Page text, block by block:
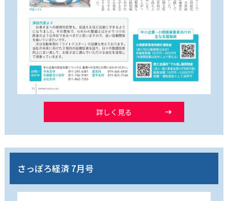
詳しく見る
さっぽろ経済 7月号